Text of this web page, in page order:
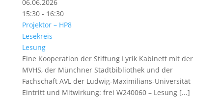
06.06.2026
15:30 - 16:30
Projektor – HP8
Lesekreis
Lesung
Eine Kooperation der Stiftung Lyrik Kabinett mit der
MVHS, der Münchner Stadtbibliothek und der
Fachschaft AVL der Ludwig-Maximilians-Universität
Eintritt und Mitwirkung: frei W240060 – Lesung [...]